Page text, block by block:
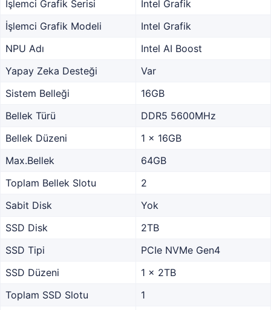
İşlemci Grafik Serisi
Intel Grafik
İşlemci Grafik Modeli
Intel Grafik
NPU Adı
Intel AI Boost
Yapay Zeka Desteği
Var
Sistem Belleği
16GB
Bellek Türü
DDR5 5600MHz
Bellek Düzeni
1 x 16GB
Max.Bellek
64GB
Toplam Bellek Slotu
2
Sabit Disk
Yok
SSD Disk
2TB
SSD Tipi
PCIe NVMe Gen4
SSD Düzeni
1 x 2TB
Toplam SSD Slotu
1